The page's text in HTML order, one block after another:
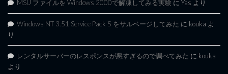
MSU ファイルを Windows 2000で解凍してみる実験 に Yas より
Windows NT 3.51 Service Pack 5 をサルベージしてみた に kouka よ
り
レンタルサーバーのレスポンスが悪すぎるので調べてみた に kouka
より